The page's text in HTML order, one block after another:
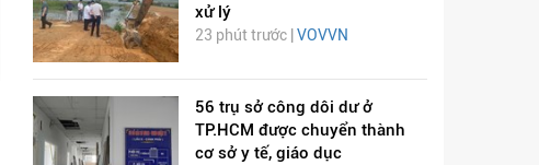
xử lý
23 phút trước |VOVVN
56 trụ sở công dôi dư ở
TP.HCM được chuyển thành
cơ sở y tế, giáo dục